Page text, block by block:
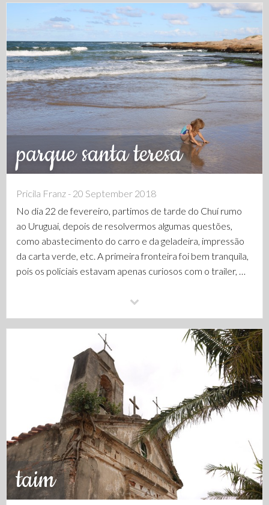
parque santa teresa
Pricila Franz - 20 September 2018
No dia 22 de fevereiro, partimos de tarde do Chuí rumo
ao Uruguai, depois de resolvermos algumas questões,
como abastecimento do carro e da geladeira, impressão
da carta verde, etc. A primeira fronteira foi bem tranquila,
pois os policiais estavam apenas curiosos com o trailer, …
taim